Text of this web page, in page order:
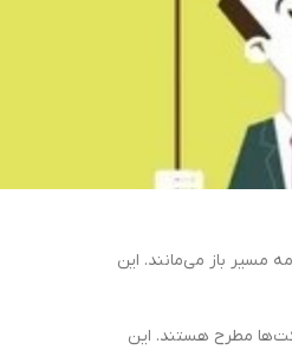
مسير باز می‌مانند. این
مطرح هستند. اين